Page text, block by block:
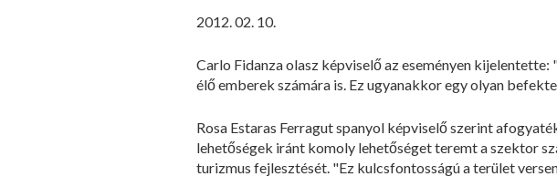
2012. 02. 10.
Carlo Fidanza olasz képviselő az eseményen
élő emberek számára is. Ez ugyanakkor egy olyan
Rosa Estaras Ferragut spanyol képviselő szerint
lehetőségek iránt komoly lehetőséget teremt a szektor
turizmus fejlesztését. "Ez kulcsfontosságú a terület